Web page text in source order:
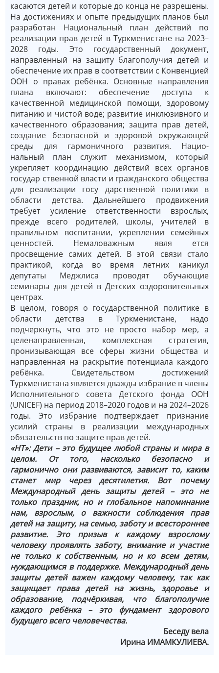
касаются детей и которые до конца не разрешены.
На достижениях и опыте предыдущих планов был
разработан Национальный план действий по
реализации прав детей в Туркменистане на 2023–
2028 годы. Это государственный документ,
направленный на защиту благополучия детей и
обеспечение их прав в соответствии с Конвенцией
ООН о правах ребёнка. Основные направления
плана включают: обеспечение доступа к
качественной медицинской помощи, здоровому
питанию и чистой воде; развитие инклюзивного и
качественного образования; защита прав детей,
создание безопасной и здоровой окружающей
среды для гармоничного развития. Нацио­
нальный план служит механизмом, который
укрепляет координацию действий всех органов
государ­ ственной власти и гражданского общества
для реализации госу­ дарственной политики в
области детства. Дальнейшего продвижения
требует усиление ответственности взрослых,
прежде всего родителей, школы, учителей в
правильном воспитании, укреплении семейных
ценностей. Немаловажным явля­ ется
просвещение самих детей. В этой связи стало
практикой, когда во время летних каникул
депутаты Меджлиса проводят обучающие
семинары для детей в Детских оздоровительных
центрах.
В целом, говоря о государственной политике в
области детства в Туркменистане, надо
подчеркнуть, что это не просто набор мер, а
целенаправленная, комплексная стратегия,
пронизывающая все сферы жизни общества и
направленная на раскрытие потенциала каждого
ребёнка. Свидетельством достижений
Туркменистана является дважды избрание в члены
Исполнительного совета Детского фонда ООН
(UNICEF) на период 2018–2020 годов и на 2024–2026
годы. Это избрание подтверждает признание
усилий страны в реализации международных
обязательств по защите прав детей.
«НТ»: Дети – это будущее любой страны и мира в
целом. От того, насколько безопасно и
гармонично они развиваются, зависит то, каким
станет мир через десятилетия. Вот почему
Международный день защиты детей – это не
только праздник, но и глобальное напоминание
нам, взрослым, о важности соблюдения прав
детей на защиту, на семью, заботу и всестороннее
развитие. Это призыв к каждому взрослому
человеку проявлять заботу, внимание и участие
не только к собственным, но и ко всем детям,
нуждающимся в поддержке. Международный день
защиты детей важен каждому человеку, так как
защищает права детей на жизнь, здоровье и
образование, подчёркивая, что благополучие
каждого ребёнка – это фундамент здорового
будущего всего человечества.
Беседу вела
Ирина ИМАМКУЛИЕВА.